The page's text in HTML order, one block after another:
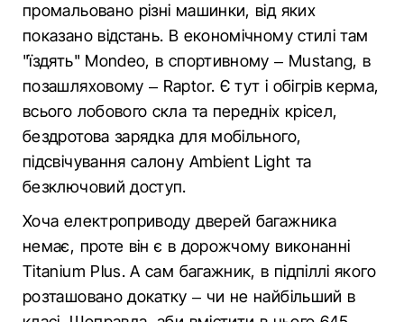
промальовано різні машинки, від яких
показано відстань. В економічному стилі там
"їздять" Mondeo, в спортивному – Mustang, в
позашляховому – Raptor. Є тут і обігрів керма,
всього лобового скла та передніх крісел,
бездротова зарядка для мобільного,
підсвічування салону Ambient Light та
безключовий доступ.
Хоча електроприводу дверей багажника
немає, проте він є в дорожчому виконанні
Titanium Plus. А сам багажник, в підпіллі якого
розташовано докатку – чи не найбільший в